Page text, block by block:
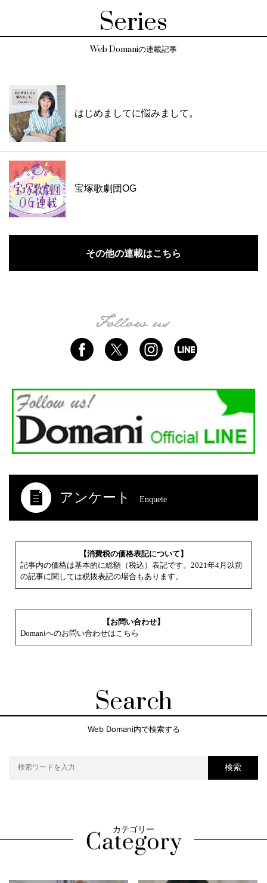
Series
Web Domaniの連載記事
はじめましてに悩みまして。
宝塚歌劇団OG
その他の連載はこちら
アンケート Enquete
【消費税の価格表記について】
記事内の価格は基本的に総額（税込）表記です。2021年4月以前
の記事に関しては税抜表記の場合もあります。
【お問い合わせ】
Domaniへのお問い合わせはこちら
Search
Web Domani内で検索する
検索
カテゴリー